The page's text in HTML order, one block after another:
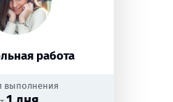
работа
выполнения